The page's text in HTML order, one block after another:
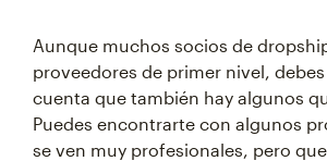
Aunque muchos socios de
proveedores de primer nivel,
cuenta que también hay algunos
Puedes encontrarte con algunos
se ven muy profesionales, pero